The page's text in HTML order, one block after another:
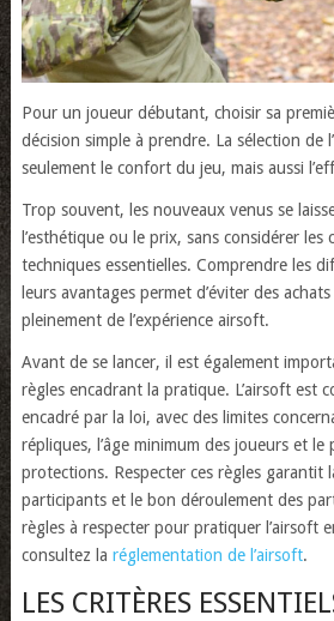
Pour un joueur débutant, choisir sa
décision simple à prendre. La sélection de
seulement le confort du jeu, mais aussi
Trop souvent, les nouveaux venus se
l’esthétique ou le prix, sans considérer les
techniques essentielles. Comprendre les
leurs avantages permet d’éviter des
pleinement de l’expérience airsoft.
Avant de se lancer, il est également
règles encadrant la pratique. L’airsoft est
encadré par la loi, avec des limites
répliques, l’âge minimum des joueurs et
protections. Respecter ces règles garantit
participants et le bon déroulement des
règles à respecter pour pratiquer l’airsoft
consultez la réglementation de l’airsoft.
LES CRITÈRES